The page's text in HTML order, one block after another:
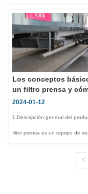
soldadura por arco de CO2.
del tratamiento de
temperatura, se procede a un
arena con flujo de aire a alta v...
Los conceptos
un filtro prensa y
funciona
2024-01-12
1.Descripción general del
filtro prensa es un equipo de
tiene una larga historia con más